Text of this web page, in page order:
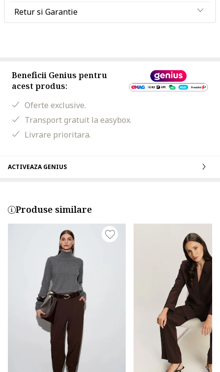
Retur si Garantie
Beneficii Genius pentru
acest produs:
Oferte exclusive.
Transport gratuit la easybox.
Livrare prioritara.
ACTIVEAZA GENIUS
Produse similare